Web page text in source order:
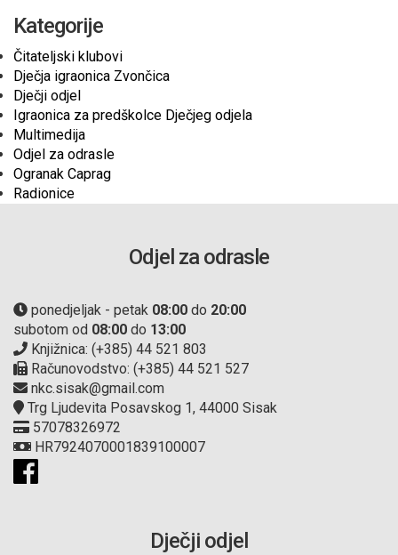
Kategorije
Čitateljski klubovi
Dječja igraonica Zvončica
Dječji odjel
Igraonica za predškolce Dječjeg odjela
Multimedija
Odjel za odrasle
Ogranak Caprag
Radionice
Odjel za odrasle
ponedjeljak - petak 08:00 do 20:00
subotom od 08:00 do 13:00
Knjižnica: (+385) 44 521 803
Računovodstvo: (+385) 44 521 527
nkc.sisak@gmail.com
Trg Ljudevita Posavskog 1, 44000 Sisak
57078326972
HR7924070001839100007
Dječji odjel